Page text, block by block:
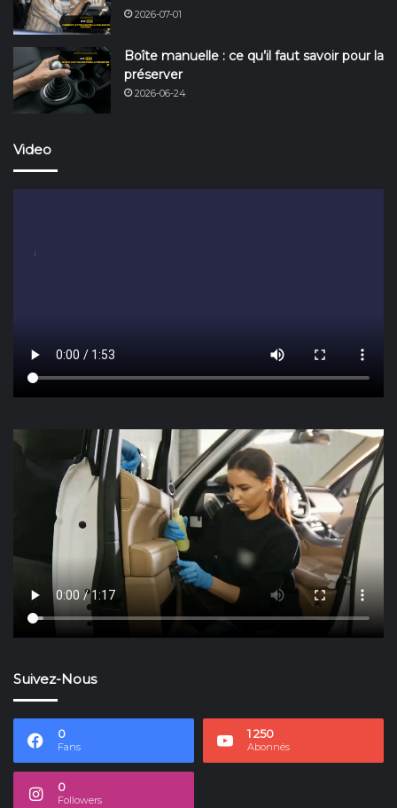
2026-07-01
Boîte manuelle : ce qu’il faut savoir pour la
préserver
2026-06-24
Video
Suivez-Nous
0
Fans
1 250
Abonnés
0
Followers